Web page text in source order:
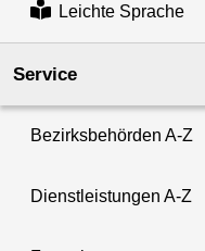
Leichte Sprache
Service
Bezirksbehörden A-Z
Dienstleistungen A-Z